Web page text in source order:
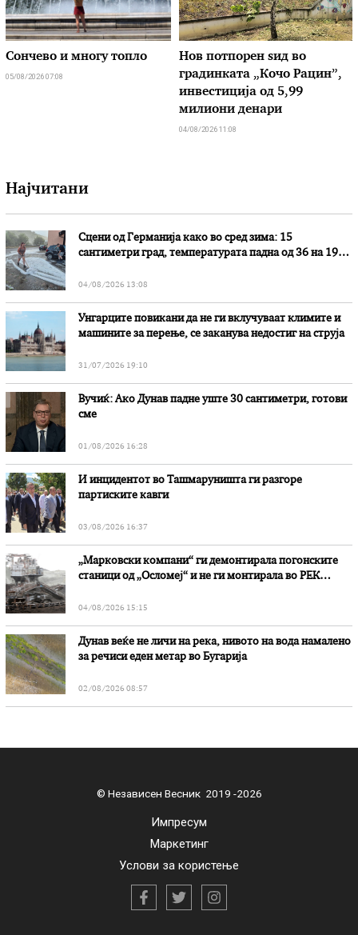
Сончево и многу топло
05/08/2026 07:08
Нов потпорен ѕид во
градинката „Кочо Рацин”,
инвестиција од 5,99
милиони денари
04/08/2026 11:08
Најчитани
Сцени од Германија како во сред зима: 15
сантиметри град, температурата падна од 36 на 19
04/08/2026 13:08
Унгарците повикани да не ги вклучуваат климите и
машините за перење, се заканува недостиг на струја
31/07/2026 19:10
Вучиќ: Ако Дунав падне уште 30 сантиметри, готови
сме
01/08/2026 16:28
И инцидентот во Ташмаруништa ги разгоре
партиските кавги
03/08/2026 16:37
„Марковски компани“ ги демонтирала погонските
станици од „Осломеј“ и не ги монтирала во РЕК
04/08/2026 15:15
Дунав веќе не личи на река, нивото на вода намалено
за речиси еден метар во Бугарија
02/08/2026 08:57
© Независен Весник 2019 -2026
Импресум
Маркетинг
Услови за користење